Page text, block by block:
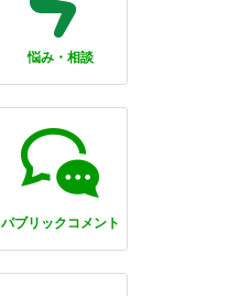
悩み・相談
パブリックコメント